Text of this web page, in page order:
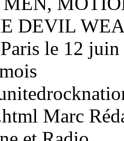
DEVIL
le 12
Marc